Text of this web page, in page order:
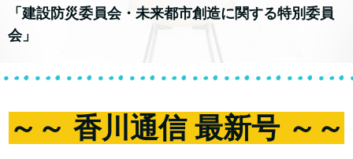
「建設防災委員会・未来都市創造に関する特別委員
会」
～～ 香川通信 最新号 ～～